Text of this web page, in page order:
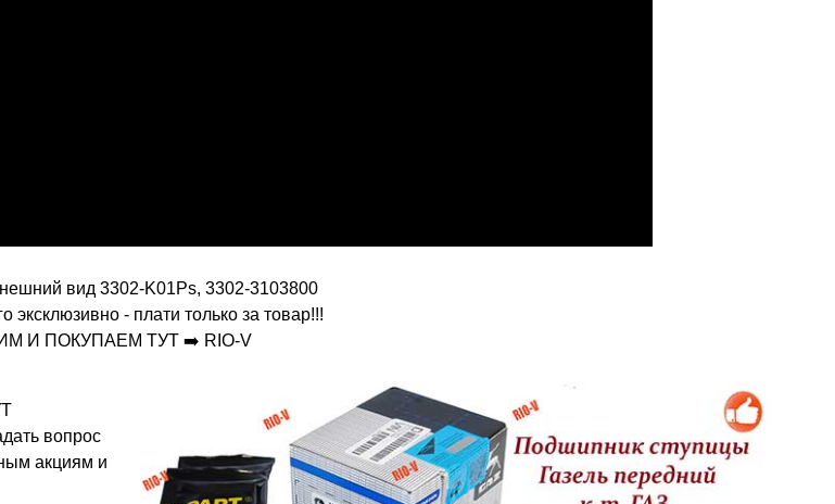
вид 3302-K01Ps, 3302-3103800
эксклюзивно - плати только за товар!!!
И ПОКУПАЕМ ТУТ ➡️ RIO-V
вопрос
акциям и